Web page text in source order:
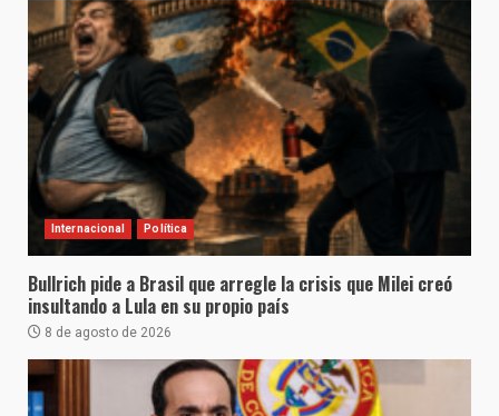
Internacional Política
Bullrich pide a Brasil que arregle la crisis que Milei creó
insultando a Lula en su propio país
8 de agosto de 2026